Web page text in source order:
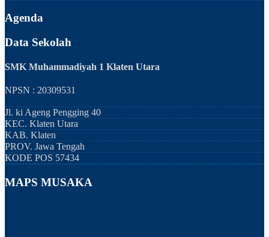
Agenda
Data Sekolah
SMK Muhammadiyah 1 Klaten Utara
NPSN : 20309531
Jl. ki Ageng Pengging 40
KEC. Klaten Utara
KAB. Klaten
PROV. Jawa Tengah
KODE POS 57434
MAPS MUSAKA